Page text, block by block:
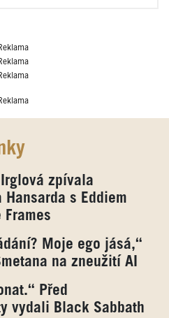
Irglová zpívala
Hansarda s Eddiem
Frames
Moje ego jásá,“
na zneužití AI
Před
vydali Black Sabbath